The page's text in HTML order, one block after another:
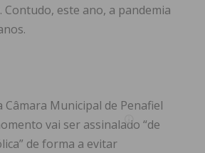
Contudo, este ano, a pandemia
Câmara Municipal de Penafiel
vai ser assinalado “de
de forma a evitar